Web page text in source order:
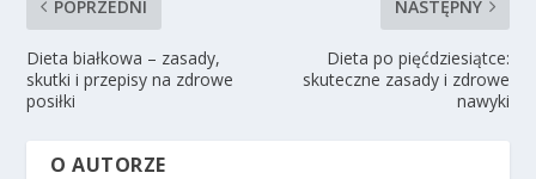
POPRZEDNI
Dieta białkowa – zasady,
skutki i przepisy na zdrowe
posiłki
NASTĘPNY
Dieta po pięćdziesiątce:
skuteczne zasady i zdrowe
nawyki
O AUTORZE